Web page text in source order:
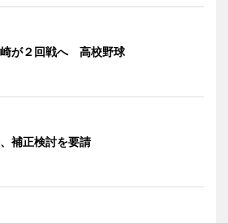
が２回戦へ 高校野球
補正検討を要請